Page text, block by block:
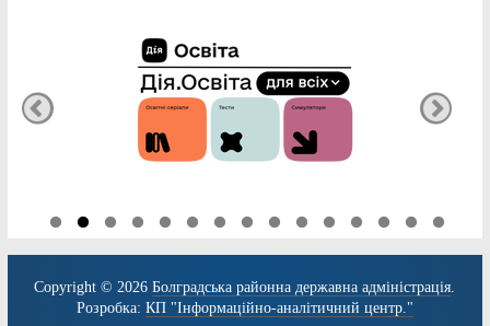
Copyright © 2026Болградська районна державна адміністрація.
Розробка: КП "Інформаційно-аналітичний центр."